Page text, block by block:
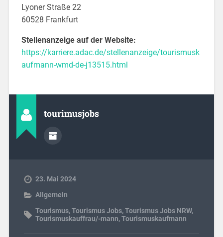
Lyoner Straße 22
60528 Frankfurt
Stellenanzeige auf der Website:
https://karriere.adac.de/stellenanzeige/tourismusk
aufmann-wmd-de-j13515.html
tourimusjobs
23. Mai 2024
Allgemein
Tourismus,Tourismus Jobs,Tourismus Jobs NRW,
Tourismuskauffrau/-mann,Tourismuskaufmann